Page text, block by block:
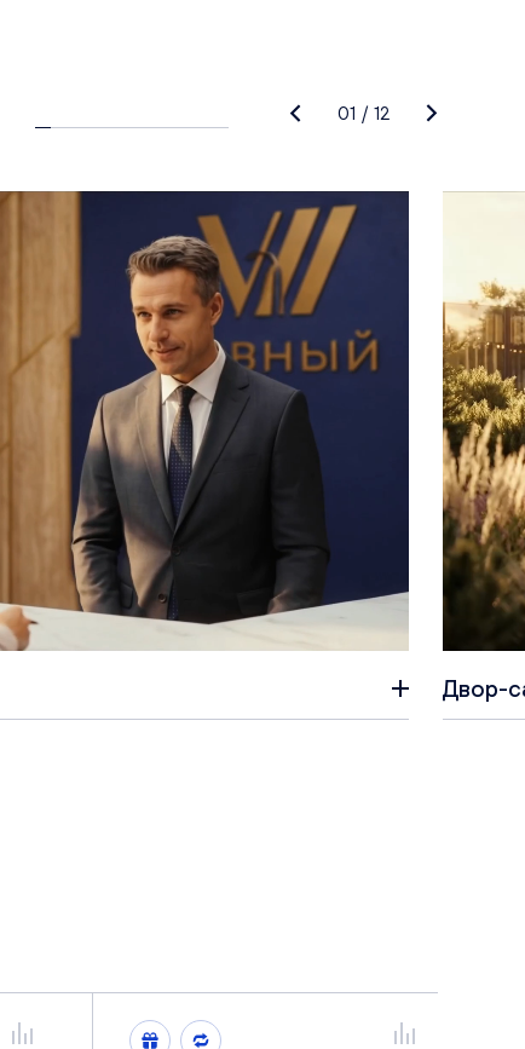
01 / 12
Двор-